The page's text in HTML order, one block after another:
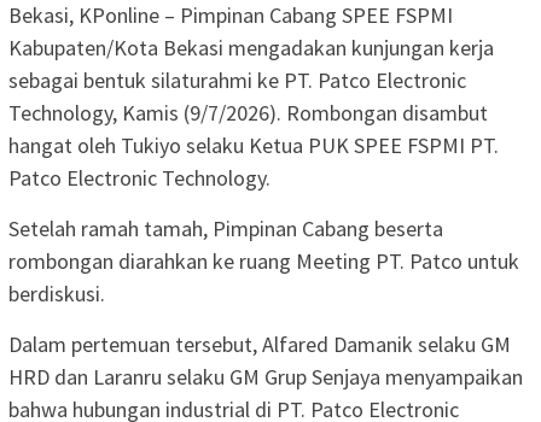
Bekasi, KPonline – Pimpinan Cabang SPEE FSPMI
Kabupaten/Kota Bekasi mengadakan kunjungan kerja
sebagai bentuk silaturahmi ke PT. Patco Electronic
Technology, Kamis (9/7/2026). Rombongan disambut
hangat oleh Tukiyo selaku Ketua PUK SPEE FSPMI PT.
Patco Electronic Technology.
Setelah ramah tamah, Pimpinan Cabang beserta
rombongan diarahkan ke ruang Meeting PT. Patco untuk
berdiskusi.
Dalam pertemuan tersebut, Alfared Damanik selaku GM
HRD dan Laranru selaku GM Grup Senjaya menyampaikan
bahwa hubungan industrial di PT. Patco Electronic